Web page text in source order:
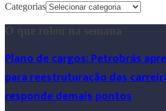
Categorias
O que rolou na semana
Plano de cargos: Petrobrás
para reestruturação das
responde demais pontos